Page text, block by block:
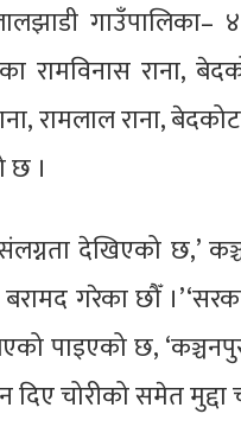
गाउँपालिका–
रामविनास राना,
रामलाल राना,
छ ।
देखिएको छ,’
गरेका छौँ
पाइएको छ,
चोरीको समेत मुद्दा